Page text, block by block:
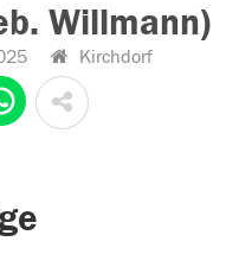
Willmann)
Kirchdorf